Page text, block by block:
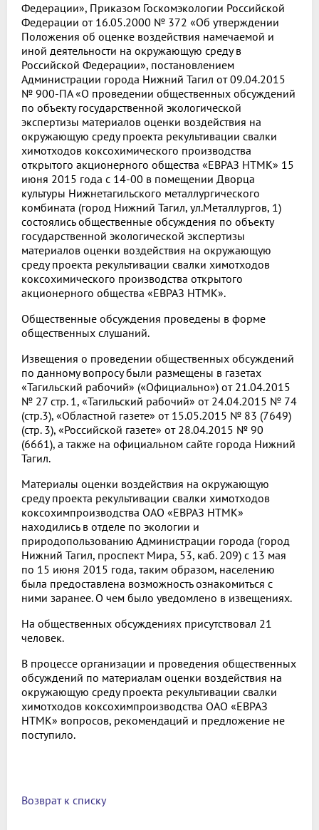
Федерации», Приказом Госкомэкологии Российской
Федерации от 16.05.2000 № 372 «Об утверждении
Положения об оценке воздействия намечаемой и
иной деятельности на окружающую среду в
Российской Федерации», постановлением
Администрации города Нижний Тагил от 09.04.2015
№ 900-ПА «О проведении общественных обсуждений
по объекту государственной экологической
экспертизы материалов оценки воздействия на
окружающую среду проекта рекультивации свалки
химотходов коксохимического производства
открытого акционерного общества «ЕВРАЗ НТМК» 15
июня 2015 года с 14-00 в помещении Дворца
культуры Нижнетагильского металлургического
комбината (город Нижний Тагил, ул.Металлургов, 1)
состоялись общественные обсуждения по объекту
государственной экологической экспертизы
материалов оценки воздействия на окружающую
среду проекта рекультивации свалки химотходов
коксохимического производства открытого
акционерного общества «ЕВРАЗ НТМК».
Общественные обсуждения проведены в форме
общественных слушаний.
Извещения о проведении общественных обсуждений
по данному вопросу были размещены в газетах
«Тагильский рабочий» («Официально») от 21.04.2015
№ 27 стр. 1, «Тагильский рабочий» от 24.04.2015 № 74
(стр.3), «Областной газете» от 15.05.2015 № 83 (7649)
(стр. 3), «Российской газете» от 28.04.2015 № 90
(6661), а также на официальном сайте города Нижний
Тагил.
Материалы оценки воздействия на окружающую
среду проекта рекультивации свалки химотходов
коксохимпроизводства ОАО «ЕВРАЗ НТМК»
находились в отделе по экологии и
природопользованию Администрации города (город
Нижний Тагил, проспект Мира, 53, каб. 209) с 13 мая
по 15 июня 2015 года, таким образом, населению
была предоставлена возможность ознакомиться с
ними заранее. О чем было уведомлено в извещениях.
На общественных обсуждениях присутствовал 21
человек.
В процессе организации и проведения общественных
обсуждений по материалам оценки воздействия на
окружающую среду проекта рекультивации свалки
химотходов коксохимпроизводства ОАО «ЕВРАЗ
НТМК» вопросов, рекомендаций и предложение не
поступило.
Возврат к списку